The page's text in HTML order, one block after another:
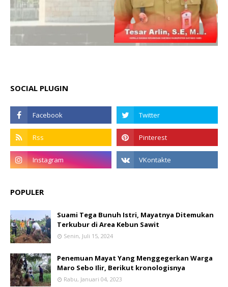
SOCIAL PLUGIN
POPULER
Suami Tega Bunuh Istri, Mayatnya Ditemukan
Terkubur di Area Kebun Sawit
Senin, Juli 15, 2024
Penemuan Mayat Yang Menggegerkan Warga
Maro Sebo Ilir, Berikut kronologisnya
Rabu, Januari 04, 2023